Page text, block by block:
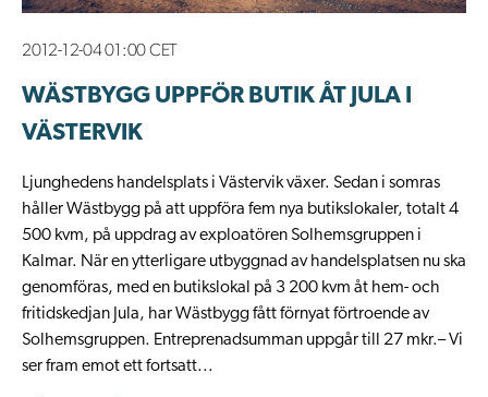
2012-12-04 01:00 CET
WÄSTBYGG UPPFÖR BUTIK ÅT JULA I
VÄSTERVIK
Ljunghedens handelsplats i Västervik växer. Sedan i somras
håller Wästbygg på att uppföra fem nya butikslokaler, totalt 4
500 kvm, på uppdrag av exploatören Solhemsgruppen i
Kalmar. När en ytterligare utbyggnad av handelsplatsen nu ska
genomföras, med en butikslokal på 3 200 kvm åt hem- och
fritidskedjan Jula, har Wästbygg fått förnyat förtroende av
Solhemsgruppen. Entreprenadsumman uppgår till 27 mkr.– Vi
ser fram emot ett fortsatt...